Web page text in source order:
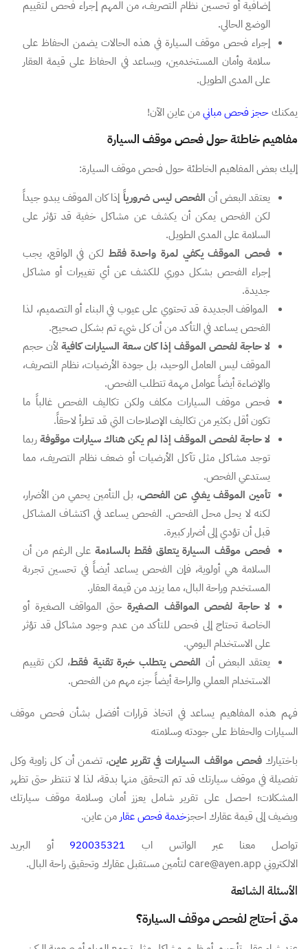
إضافية أو تحسين نظام التصريف، من المهم إجراء فحص لتقييم
الوضع الحالي.
إجراء فحص موقف السيارة في هذه الحالات يضمن الحفاظ على
سلامة وأمان المستخدمين، ويساعد في الحفاظ على قيمة العقار
على المدى الطويل.
يمكنكحجز فحص مبانيمن عاين الآن!
مفاهيم خاطئة حول فحص موقف السيارة
إليك بعض المفاهيم الخاطئة حول فحص موقف السيارة:
يعتقد البعض أن الفحص ليس ضرورياً إذا كان الموقف يبدو جيداً
لكن الفحص يمكن أن يكشف عن مشاكل خفية قد تؤثر على
السلامة على المدى الطويل.
فحص الموقف يكفي لمرة واحدة فقط لكن في الواقع، يجب
إجراء الفحص بشكل دوري للكشف عن أي تغييرات أو مشاكل
جديدة.
المواقف الجديدة قد تحتوي على عيوب في البناء أو التصميم، لذا
الفحص يساعد في التأكد من أن كل شيء تم بشكل صحيح.
لا حاجة لفحص الموقف إذا كان سعة السيارات كافية لأن حجم
الموقف ليس العامل الوحيد، بل جودة الأرضيات، نظام التصريف،
والإضاءة أيضاً عوامل مهمة تتطلب الفحص.
فحص موقف السيارات مكلف ولكن تكاليف الفحص غالباً ما
تكون أقل بكثير من تكاليف الإصلاحات التي قد تطرأ لاحقاً.
لا حاجة لفحص الموقف إذا لم يكن هناك سيارات موقوفةربما
توجد مشاكل مثل تآكل الأرضيات أو ضعف نظام التصريف، مما
يستدعي الفحص.
تأمين الموقف يغني عن الفحص، بل التأمين يحمي من الأضرار،
لكنه لا يحل محل الفحص. الفحص يساعد في اكتشاف المشاكل
قبل أن تؤدي إلى أضرار كبيرة.
فحص موقف السيارة يتعلق فقط بالسلامةعلى الرغم من أن
السلامة هي أولوية، فإن الفحص يساعد أيضاً في تحسين تجربة
المستخدم وراحة البال، مما يزيد من قيمة العقار.
لا حاجة لفحص المواقف الصغيرة حتى المواقف الصغيرة أو
الخاصة تحتاج إلى فحص للتأكد من عدم وجود مشاكل قد تؤثر
على الاستخدام اليومي.
يعتقد البعض أن الفحص يتطلب خبرة تقنية فقط، لكن تقييم
الاستخدام العملي والراحة أيضاً جزء مهم من الفحص.
فهم هذه المفاهيم يساعد في اتخاذ قرارات أفضل بشأن فحص موقف
السيارات والحفاظ على جودته وسلامته
باختياركفحص مواقف السيارات في تقرير عاين، تضمن أن كل زاوية وكل
تفصيلة في موقف سيارتك قد تم التحقق منها بدقة، لذا لا تنتظر حتى تظهر
المشكلات؛ احصل على تقرير شامل يعزز أمان وسلامة موقف سيارتك
ويضيف إلى قيمة عقارك احجزخدمة فحص عقار من عاين.
تواصل معنا عبر الواتس اب 920035321 أو البريد
الالكتروني care@ayen.app لتأمين مستقبل عقارك وتحقيق راحة البال.
الأسئلة الشائعة
متى أحتاج لفحص موقف السيارة؟